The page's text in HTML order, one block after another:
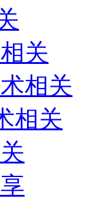
关
相关
相关